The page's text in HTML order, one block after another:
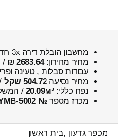
מחשבון הובלת דירה 3x חדרים משדות ים ← לכפר גדעון
מחיר מחירון:2683.64
₪ /
עבודות סבלות , טעינה
מחיר נסיעה504.72 שקל /
נפח כללי:20.09м³
/
מכרז מספר № DYMB-5002
מכפר גדעון ,בית ראשון